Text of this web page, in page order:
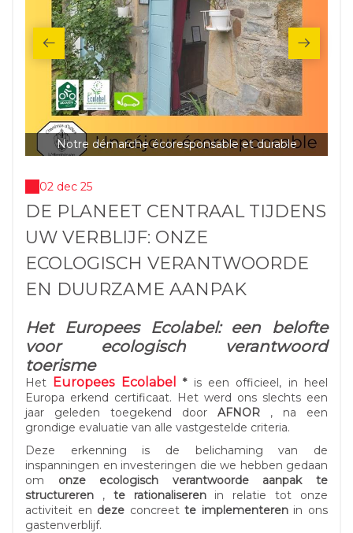
Notre démarche écoresponsable et durable
02 dec 25
DE PLANEET CENTRAAL TIJDENS
UW VERBLIJF: ONZE
ECOLOGISCH VERANTWOORDE
EN DUURZAME AANPAK
Het Europees Ecolabel: een belofte
voor ecologisch verantwoord
toerisme
Het Europees Ecolabel *is een officieel, in heel
Europa erkend certificaat. Het werd ons slechts een
jaar geleden toegekend door AFNOR , na een
grondige evaluatie van alle vastgestelde criteria.
Deze erkenning is de belichaming van de
inspanningen en investeringen die we hebben gedaan
om onze ecologisch verantwoorde aanpak te
structureren , te rationaliserenin relatie tot onze
activiteit en deze concreette implementerenin ons
gastenverblijf.